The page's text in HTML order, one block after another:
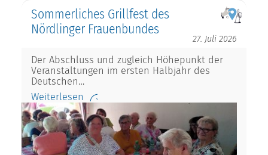
Sommerliches Grillfest des
Nördlinger Frauenbundes
27. Juli 2026
Der Abschluss und zugleich Höhepunkt der
Veranstaltungen im ersten Halbjahr des
Deutschen…
Weiterlesen